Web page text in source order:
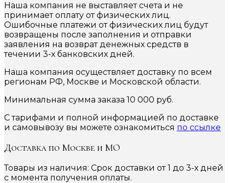
Наша компания не выставляет счета и не
принимает оплату от физических лиц.
Ошибочные платежи от физических лиц будут
возвращены после заполнения и отправки
заявления на возврат денежных средств в
течении 3-х банковских дней.
Наша компания осуществляет доставку по всем
регионам РФ, Москве и Московской области.
Минимальная сумма заказа 10 000 руб.
С тарифами и полной информацией по доставке
и самовывозу вы можете ознакомиться по ссылке
Доставка по Москве и МО
Товары из наличия: Срок доставки от 1 до 3-х дней
с момента получения оплаты.